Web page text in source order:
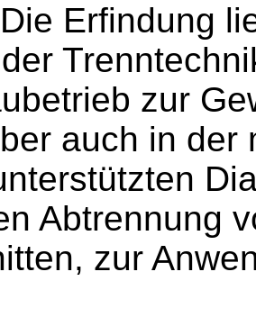
Die Erfindung
zur
auch in der
Abtrennung
zur